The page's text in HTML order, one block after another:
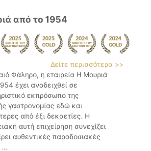
από το 1954
Δείτε περισσότερα >>
Φάληρο, η εταιρεία Η Μουριά
έχει αναδειχθεί σε
εκπρόσωπο της
γαστρονομίας εδώ και
από έξι δεκαετίες. Η
αυτή επιχείρηση συνεχίζει
αυθεντικές παραδοσιακές
...